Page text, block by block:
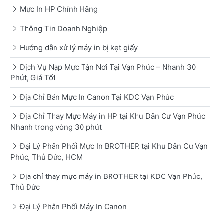
Mực In HP Chính Hãng
Thông Tin Doanh Nghiệp
Hướng dẫn xử lý máy in bị kẹt giấy
Dịch Vụ Nạp Mực Tận Nơi Tại Vạn Phúc – Nhanh 30
Phút, Giá Tốt
Địa Chỉ Bán Mực In Canon Tại KDC Vạn Phúc
Địa Chỉ Thay Mực Máy in HP tại Khu Dân Cư Vạn Phúc
Nhanh trong vòng 30 phút
Đại Lý Phân Phối Mực In BROTHER tại Khu Dân Cư Vạn
Phúc, Thủ Đức, HCM
Địa chỉ thay mực máy in BROTHER tại KDC Vạn Phúc,
Thủ Đức
Đại Lý Phân Phối Máy In Canon